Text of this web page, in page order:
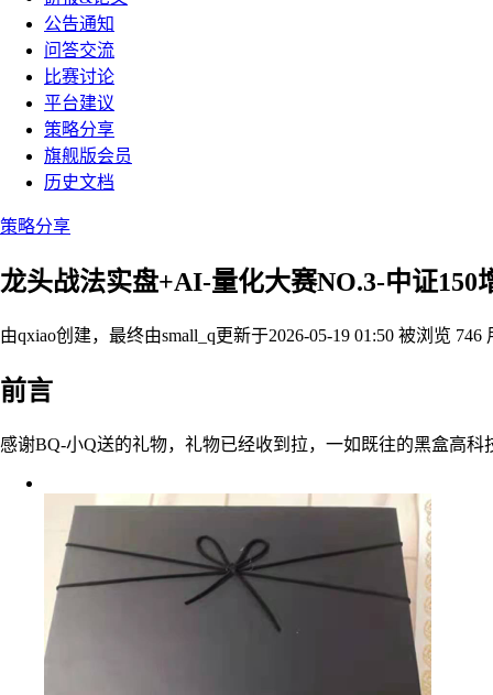
公告通知
问答交流
比赛讨论
平台建议
策略分享
旗舰版会员
历史文档
策略分享
龙头战法实盘+AI-量化大赛NO.3-中证150
由qxiao创建，最终由small_q更新于2026-05-19 01:50 被浏览 746
前言
感谢BQ-小Q送的礼物，礼物已经收到拉，一如既往的黑盒高科